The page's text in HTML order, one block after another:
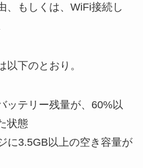
、もしくは、WiFi接続し
以下のとおり。
ッテリー残量が、60%以
状態
に3.5GB以上の空き容量が